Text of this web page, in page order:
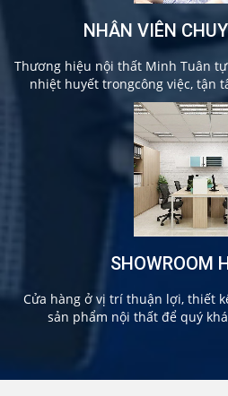
NHÂN VIÊN
Thương hiệu nội thất Minh Tuân
nhiệt huyết trongcông việc, tận
SHOWROOM
Cửa hàng ở vị trí thuận lợi, thiết
sản phẩm nội thất để quý